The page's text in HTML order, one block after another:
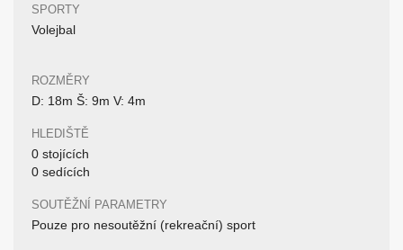
SPORTY
Volejbal
ROZMĚRY
D: 18m Š: 9m V: 4m
HLEDIŠTĚ
0 stojících
0 sedících
SOUTĚŽNÍ PARAMETRY
Pouze pro nesoutěžní (rekreační) sport